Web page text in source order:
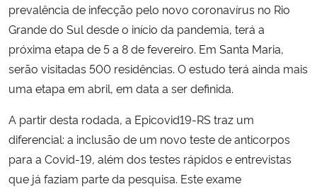
Ministério do Meio Ambiente
Ministério do Turismo
Controladoria-Geral da União
Ministério da Mulher, da Família e dos Direitos Humanos
prevalência de infecção pelo novo coronavírus no Rio
Grande do Sul desde o início da pandemia, terá a
próxima etapa de 5 a 8 de fevereiro. Em Santa Maria,
serão visitadas 500 residências. O estudo terá ainda mais
uma etapa em abril, em data a ser definida.
A partir desta rodada, a Epicovid19-RS traz um
diferencial: a inclusão de um novo teste de anticorpos
para a Covid-19, além dos testes rápidos e entrevistas
que já faziam parte da pesquisa. Este exame